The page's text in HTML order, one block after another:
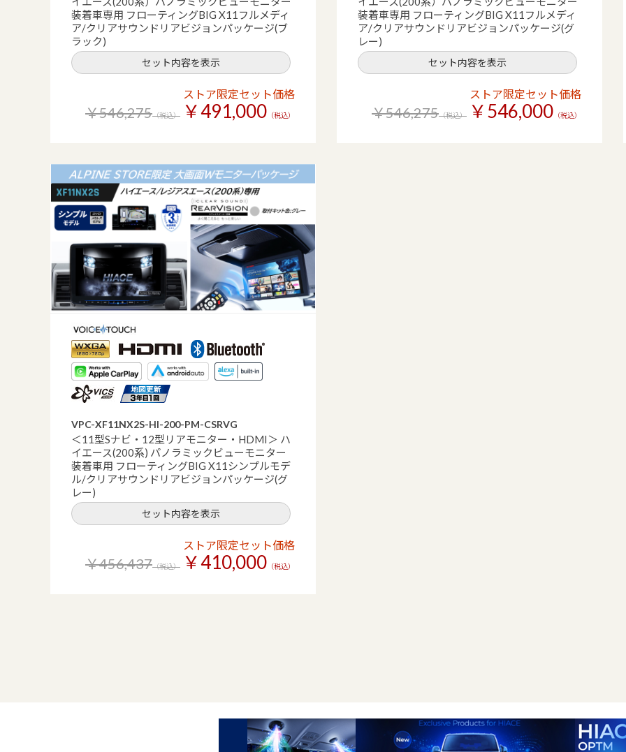
装着車専用 フローティングBIG X11フルメディ
ア/クリアサウンドリアビジョンパッケージ(ブ
ラック)
セット内容を表示
ストア限定セット価格
￥546,275（税込） ￥491,000 （税込）
装着車専用 フローティングBIG X11フルメディ
ア/クリアサウンドリアビジョンパッケージ(グ
レー)
セット内容を表示
ストア限定セット価格
￥546,275（税込） ￥546,000 （税込）
VPC-XF11NX2S-HI-200-PM-CSRVG
＜11型Sナビ・12型リアモニター・HDMI＞ ハ
イエース(200系) パノラミックビューモニター
装着車用 フローティングBIG X11シンプルモデ
ル/クリアサウンドリアビジョンパッケージ(グ
レー)
セット内容を表示
ストア限定セット価格
￥456,437（税込） ￥410,000 （税込）